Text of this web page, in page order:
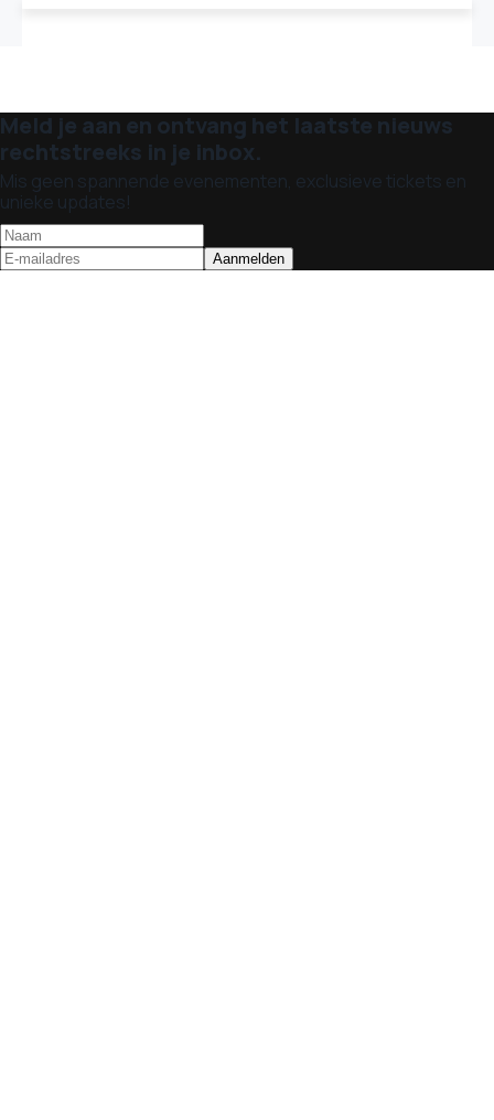
Meld je aan en ontvang het laatste nieuws
rechtstreeks in je inbox.
Mis geen spannende evenementen, exclusieve tickets en
unieke updates!